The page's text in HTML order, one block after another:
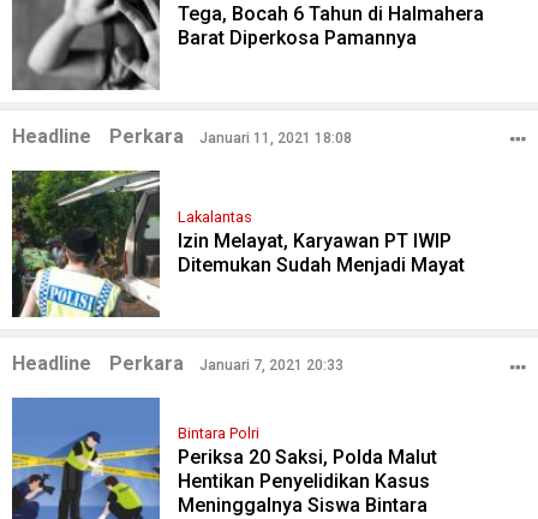
Tega, Bocah 6 Tahun di Halmahera
Barat Diperkosa Pamannya
Headline Perkara Januari 11, 2021 18:08
Lakalantas
Izin Melayat, Karyawan PT IWIP
Ditemukan Sudah Menjadi Mayat
Headline Perkara Januari 7, 2021 20:33
Bintara Polri
Periksa 20 Saksi, Polda Malut
Hentikan Penyelidikan Kasus
Meninggalnya Siswa Bintara